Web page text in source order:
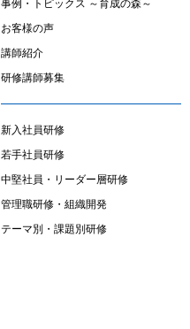
事例・トピックス ～育成の森～
お客様の声
講師紹介
研修講師募集
新入社員研修
若手社員研修
中堅社員・リーダー層研修
管理職研修・組織開発
テーマ別・課題別研修